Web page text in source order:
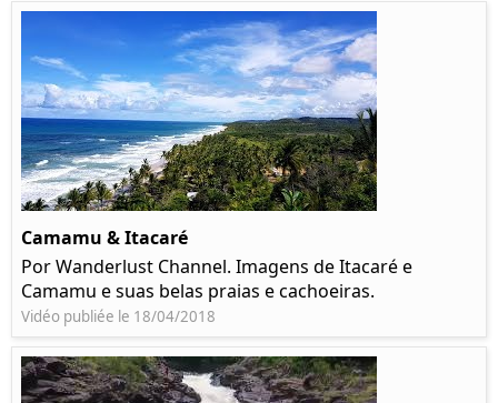
Camamu & Itacaré
Por Wanderlust Channel. Imagens de Itacaré e
Camamu e suas belas praias e cachoeiras.
Vidéo publiée le 18/04/2018